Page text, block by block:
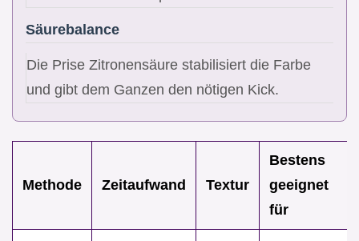
Säurebalance
Die Prise Zitronensäure stabilisiert die Farbe
und gibt dem Ganzen den nötigen Kick.
Methode Zeitaufwand Textur
Bestens
geeignet
für